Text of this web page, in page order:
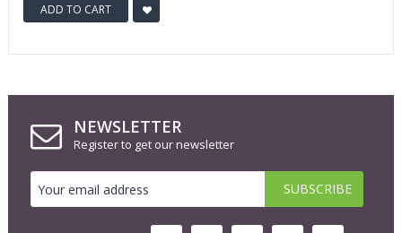
ADD TO CART
NEWSLETTER
Register to get our newsletter